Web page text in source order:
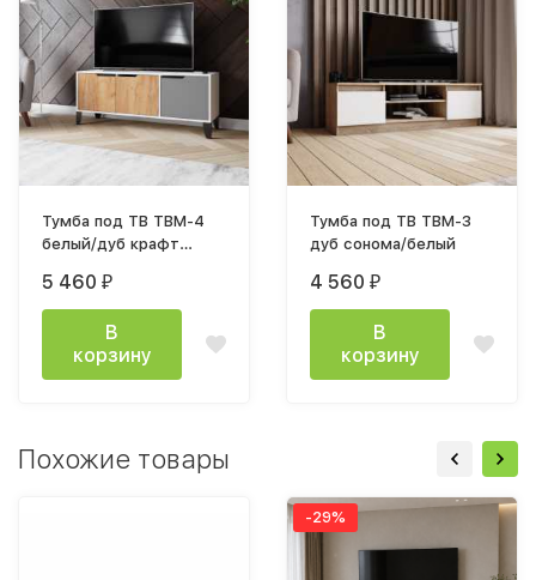
Тумба под ТВ ТВМ-4
белый/дуб крафт
5 460 ₽
В
корзину
Тумба под ТВ ТВМ-3
дуб сонома/белый
4 560 ₽
В
корзину
Похожие товары
-29%